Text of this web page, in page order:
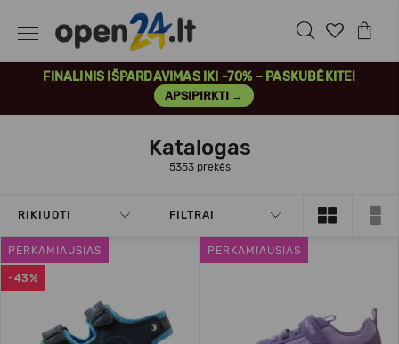
FINALINIS IŠPARDAVIMAS IKI -70% – PASKUBĖKITE!
APSIPIRKTI →
Katalogas
5353 prekės
RIKIUOTI FILTRAI
-43%
PERKAMIAUSIAS PERKAMIAUSIAS